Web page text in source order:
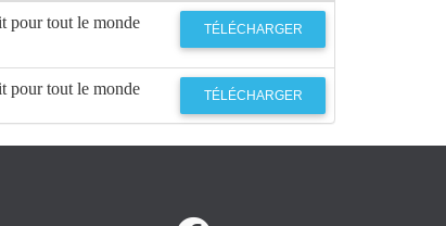
pour tout le monde TÉLÉCHARGER
pour tout le monde TÉLÉCHARGER